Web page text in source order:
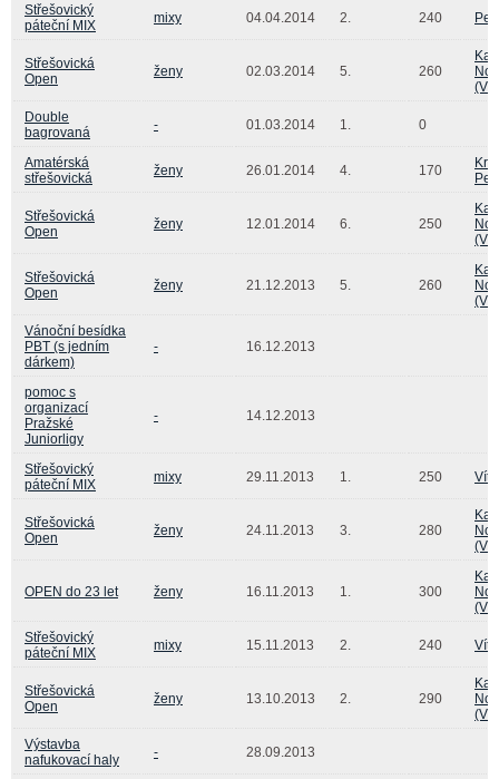
Střešovický
páteční MIX
mixy 04.04.2014 2. 240
Střešovická
Open
ženy 02.03.2014 5. 260
Double
bagrovaná
- 01.03.2014 1. 0
Amatérská
střešovická
ženy 26.01.2014 4. 170
Střešovická
Open
ženy 12.01.2014 6. 250
Střešovická
Open
ženy 21.12.2013 5. 260
Vánoční besídka
PBT (s jedním
dárkem)
- 16.12.2013
pomoc s
organizací
Pražské
Juniorligy
- 14.12.2013
Střešovický
páteční MIX
mixy 29.11.2013 1. 250 Vít
Střešovická
Open
ženy 24.11.2013 3. 280
OPEN do 23 let ženy 16.11.2013 1. 300
Střešovický
páteční MIX
mixy 15.11.2013 2. 240 Vít
Střešovická
Open
ženy 13.10.2013 2. 290
Výstavba
nafukovací haly
- 28.09.2013